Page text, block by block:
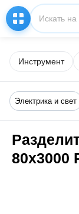
Инструмент
Электрика и свет
80x3000